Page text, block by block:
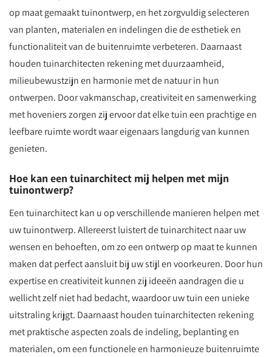
op maat gemaakt tuinontwerp, en het zorgvuldig selecteren
van planten, materialen en indelingen die de esthetiek en
functionaliteit van de buitenruimte verbeteren. Daarnaast
houden tuinarchitecten rekening met duurzaamheid,
milieubewustzijn en harmonie met de natuur in hun
ontwerpen. Door vakmanschap, creativiteit en samenwerking
met hoveniers zorgen zij ervoor dat elke tuin een prachtige en
leefbare ruimte wordt waar eigenaars langdurig van kunnen
genieten.
Hoe kan een tuinarchitect mij helpen met mijn
tuinontwerp?
Een tuinarchitect kan u op verschillende manieren helpen met
uw tuinontwerp. Allereerst luistert de tuinarchitect naar uw
wensen en behoeften, om zo een ontwerp op maat te kunnen
maken dat perfect aansluit bij uw stijl en voorkeuren. Door hun
expertise en creativiteit kunnen zij ideeën aandragen die u
wellicht zelf niet had bedacht, waardoor uw tuin een unieke
uitstraling krijgt. Daarnaast houden tuinarchitecten rekening
met praktische aspecten zoals de indeling, beplanting en
materialen, om een functionele en harmonieuze buitenruimte